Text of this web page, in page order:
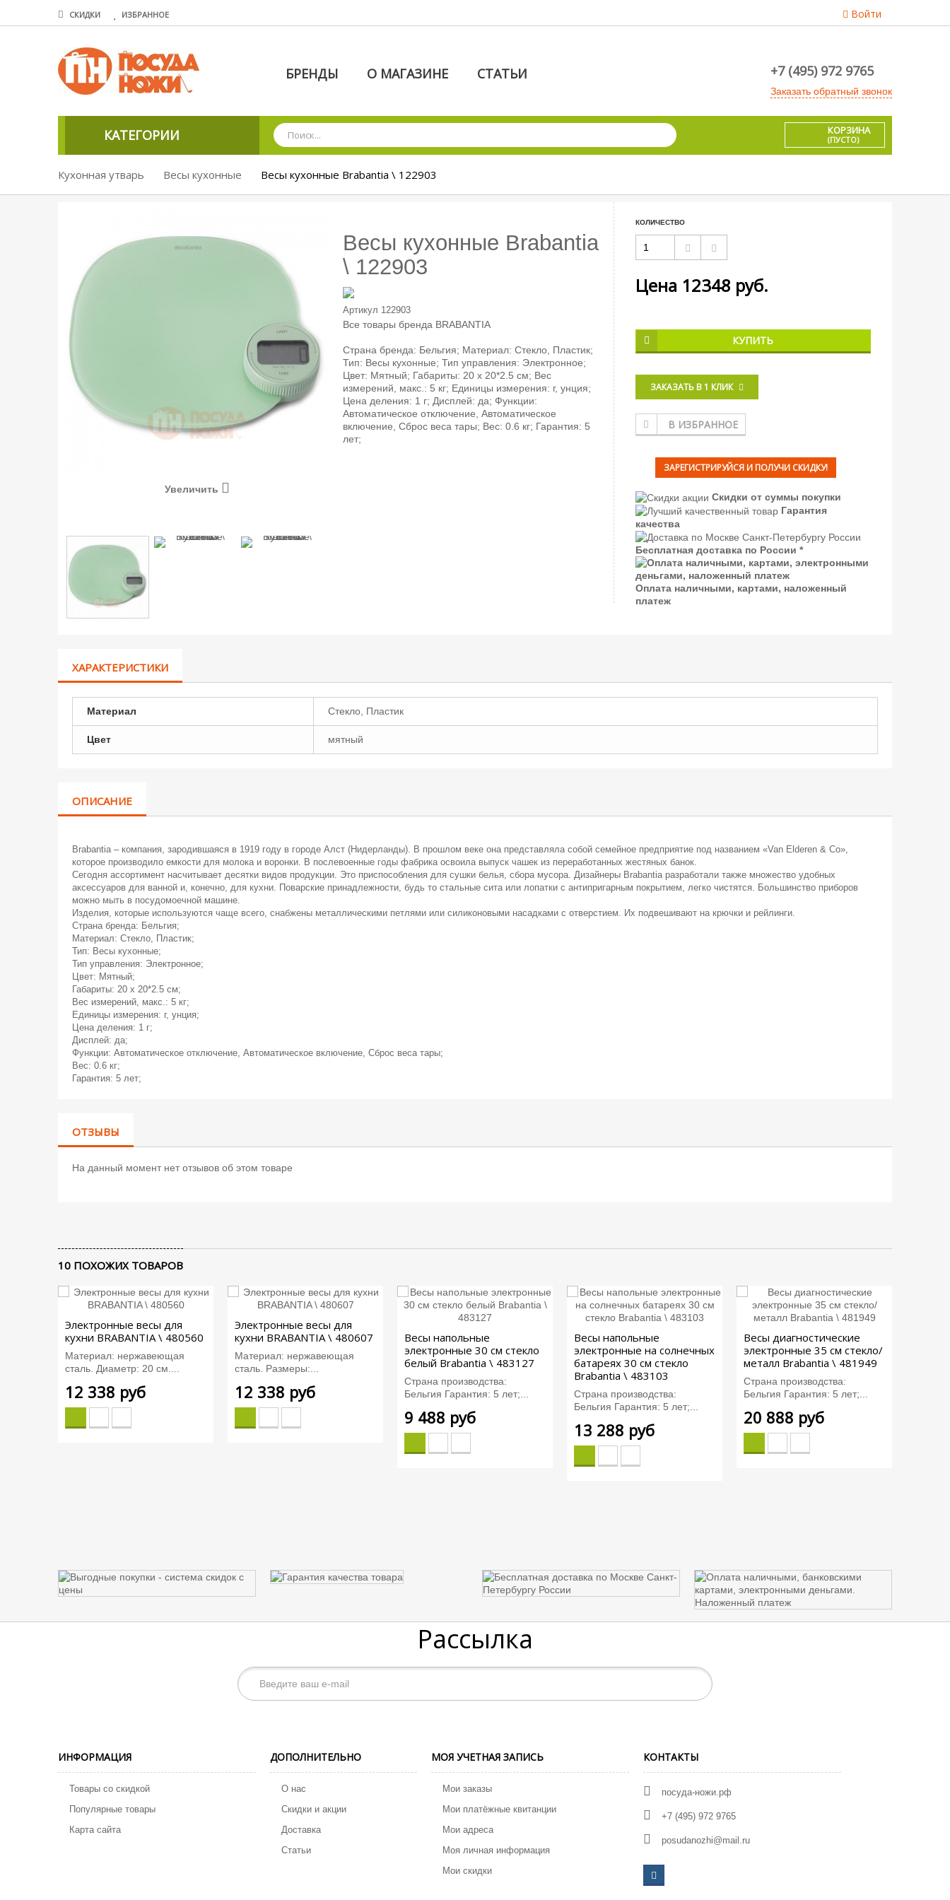
СКИДКИ ИЗБРАННОЕ Войти
БРЕНДЫ О МАГАЗИНЕ СТАТЬИ +7 (495) 972 9765
Заказать обратный звонок
КАТЕГОРИИ КОРЗИНА
(ПУСТО)
Кухонная утварь Весы кухонные Весы кухонные Brabantia \ 122903
Увеличить
Весы кухонные Brabantia
\ 122903
Артикул 122903
Все товары бренда BRABANTIA
Страна бренда: Бельгия; Материал: Стекло, Пластик;
Тип: Весы кухонные; Тип управления: Электронное;
Цвет: Мятный; Габариты: 20 х 20*2.5 см; Вес
измерений, макс.: 5 кг; Единицы измерения: г, унция;
Цена деления: 1 г; Дисплей: да; Функции:
Автоматическое отключение, Автоматическое
включение, Cброс веса тары; Вес: 0.6 кг; Гарантия: 5
лет;
КОЛИЧЕСТВО
Цена 12348 руб.
КУПИТЬ
ЗАКАЗАТЬ В 1 КЛИК
В ИЗБРАННОЕ
ЗАРЕГИСТРИРУЙСЯ И ПОЛУЧИ СКИДКУ!
Скидки от суммы покупки
Гарантия
качества
Бесплатная доставка по России *
Оплата наличными, картами, наложенный
платеж
ХАРАКТЕРИСТИКИ
Материал Стекло, Пластик
Цвет мятный
ОПИСАНИЕ
Brabantia – компания, зародившаяся в 1919 году в городе Алст (Нидерланды). В прошлом веке она представляла собой семейное предприятие под названием «Van Elderen & Co»,
которое производило емкости для молока и воронки. В послевоенные годы фабрика освоила выпуск чашек из переработанных жестяных банок.
Сегодня ассортимент насчитывает десятки видов продукции. Это приспособления для сушки белья, сбора мусора. Дизайнеры Brabantia разработали также множество удобных
аксессуаров для ванной и, конечно, для кухни. Поварские принадлежности, будь то стальные сита или лопатки с антипригарным покрытием, легко чистятся. Большинство приборов
можно мыть в посудомоечной машине.
Изделия, которые используются чаще всего, снабжены металлическими петлями или силиконовыми насадками с отверстием. Их подвешивают на крючки и рейлинги.
Страна бренда: Бельгия;
Материал: Стекло, Пластик;
Тип: Весы кухонные;
Тип управления: Электронное;
Цвет: Мятный;
Габариты: 20 х 20*2.5 см;
Вес измерений, макс.: 5 кг;
Единицы измерения: г, унция;
Цена деления: 1 г;
Дисплей: да;
Функции: Автоматическое отключение, Автоматическое включение, Cброс веса тары;
Вес: 0.6 кг;
Гарантия: 5 лет;
ОТЗЫВЫ
На данный момент нет отзывов об этом товаре
10 ПОХОЖИХ ТОВАРОВ
Электронные весы для
кухни BRABANTIA \ 480560
Материал: нержавеющая
сталь. Диаметр: 20 см....
12 338 руб
Электронные весы для
кухни BRABANTIA \ 480607
Материал: нержавеющая
сталь. Размеры:...
12 338 руб
Весы напольные
электронные 30 см стекло
белый Brabantia \ 483127
Страна производства:
Бельгия Гарантия: 5 лет;...
9 488 руб
Весы напольные
электронные на солнечных
батареях 30 см стекло
Brabantia \ 483103
Страна производства:
Бельгия Гарантия: 5 лет;...
13 288 руб
Весы диагностические
электронные 35 см стекло/
металл Brabantia \ 481949
Страна производства:
Бельгия Гарантия: 5 лет;...
20 888 руб
Рассылка
ИНФОРМАЦИЯ
Товары со скидкой
Популярные товары
Карта сайта
ДОПОЛНИТЕЛЬНО
О нас
Скидки и акции
Доставка
Статьи
МОЯ УЧЕТНАЯ ЗАПИСЬ
Мои заказы
Мои платёжные квитанции
Мои адреса
Моя личная информация
Мои скидки
КОНТАКТЫ
посуда-ножи.рф
+7 (495) 972 9765
posudanozhi@mail.ru